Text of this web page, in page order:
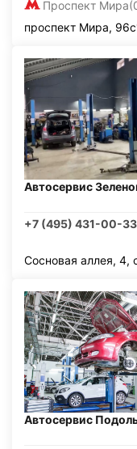
Проспект Мира
проспект Мира,
Автосервис
+7 (495) 431-00-33
Сосновая аллея, 4,
Автосервис